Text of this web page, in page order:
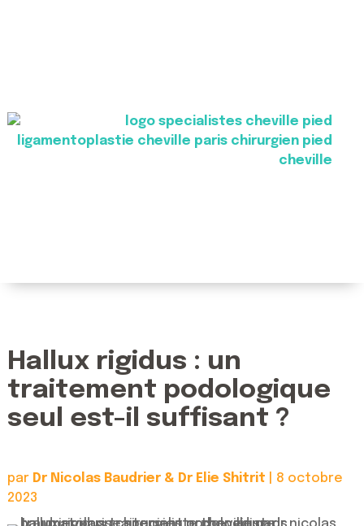
Hallux rigidus : un
traitement podologique
seul est-il suffisant ?
par Dr Nicolas Baudrier & Dr Elie Shitrit
8 octobre
2023